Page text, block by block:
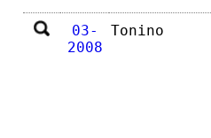
03-
2008
Tonino